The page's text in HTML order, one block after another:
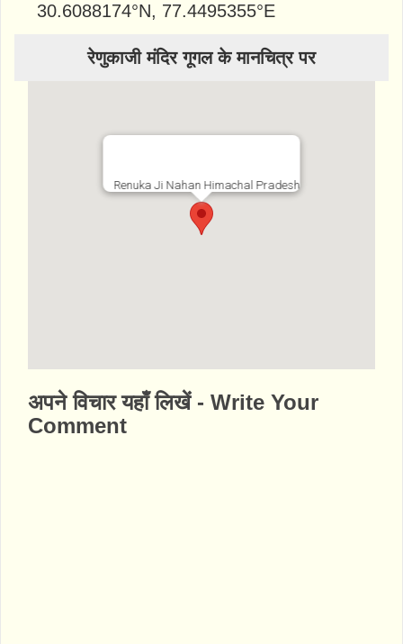
30.6088174°N, 77.4495355°E
रेणुकाजी मंदिर गूगल के मानचित्र पर
Renuka Ji Nahan Himachal Pradesh
aji-temple
अपने विचार यहाँ लिखें - Write Your
Comment